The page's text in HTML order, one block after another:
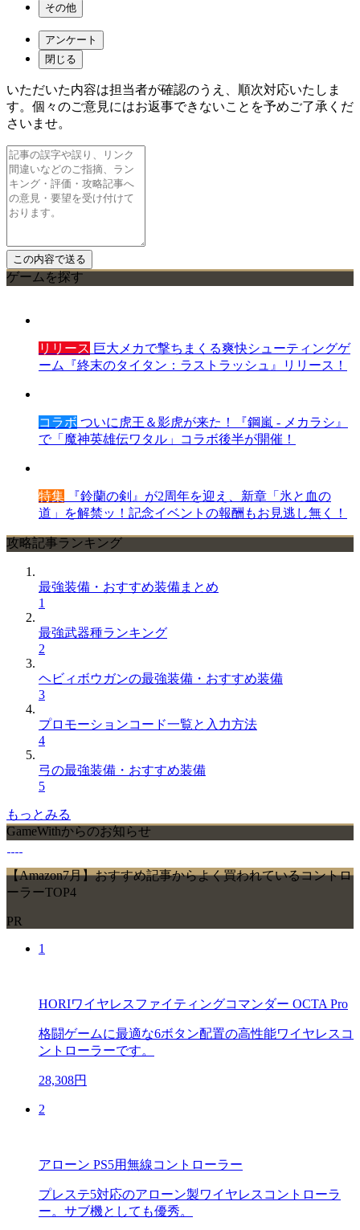
その他
アンケート
閉じる
いただいた内容は担当者が確認のうえ、順次対応いたしま
す。個々のご意見にはお返事できないことを予めご了承くだ
さいませ。
ゲームを探す
リリース 巨大メカで撃ちまくる爽快シューティングゲ
ーム『終末のタイタン：ラストラッシュ』リリース！
コラボ ついに虎王＆影虎が来た！『鋼嵐 - メカラシ』
で「魔神英雄伝ワタル」コラボ後半が開催！
特集 『鈴蘭の剣』が2周年を迎え、新章「氷と血の
道」を解禁ッ！記念イベントの報酬もお見逃し無く！
攻略記事ランキング
最強装備・おすすめ装備まとめ
1
最強武器種ランキング
2
ヘビィボウガンの最強装備・おすすめ装備
3
プロモーションコード一覧と入力方法
4
弓の最強装備・おすすめ装備
5
もっとみる
GameWithからのお知らせ
【Amazon7月】おすすめ記事からよく買われているコントロ
ーラーTOP4
PR
1
HORIワイヤレスファイティングコマンダー OCTA Pro
格闘ゲームに最適な6ボタン配置の高性能ワイヤレスコ
ントローラーです。
28,308円
2
アローン PS5用無線コントローラー
プレステ5対応のアローン製ワイヤレスコントローラ
ー。サブ機としても優秀。